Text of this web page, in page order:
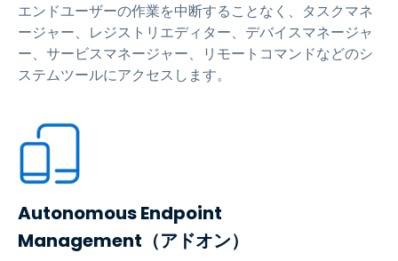
エンドユーザーの作業を中断することなく、タスクマネ
ージャー、レジストリエディター、デバイスマネージャ
ー、サービスマネージャー、リモートコマンドなどのシ
ステムツールにアクセスします。
Autonomous Endpoint
Management（アドオン）